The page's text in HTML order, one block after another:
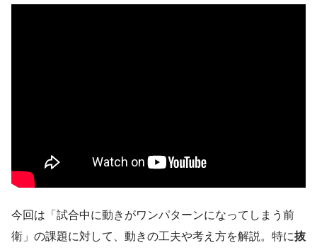
今回は「試合中に動きがワンパターンになってしまう前
衛」の課題に対して、動きの工夫や考え方を解説。特に抜